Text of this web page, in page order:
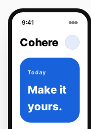
9:41
Cohere
Today
Make it
yours.